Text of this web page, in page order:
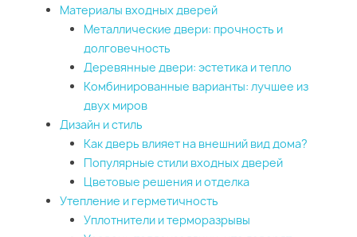
Материалы входных дверей
Металлические двери: прочность и
долговечность
Деревянные двери: эстетика и тепло
Комбинированные варианты: лучшее из
двух миров
Дизайн и стиль
Как дверь влияет на внешний вид дома?
Популярные стили входных дверей
Цветовые решения и отделка
Утепление и герметичность
Уплотнители и терморазрывы